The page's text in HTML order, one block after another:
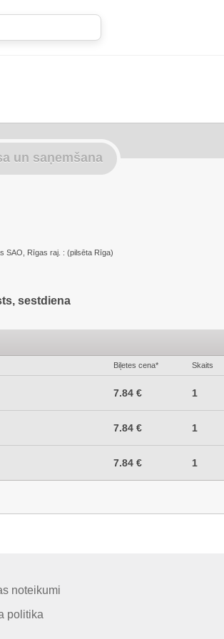
un saņemšana
SAO, Rīgas raj. : (pilsēta Rīga)
sestdiena
Biļetes cena* Skaits
7.84 € 1
7.84 € 1
7.84 € 1
noteikumi
politika